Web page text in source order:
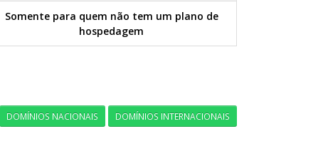
Somente para quem não tem um plano de
hospedagem
DOMÍNIOS NACIONAIS DOMÍNIOS INTERNACIONAIS